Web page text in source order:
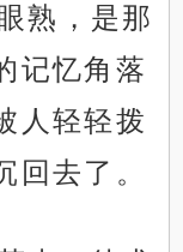
熟，是那
记忆角落
人轻轻拨
回去了。